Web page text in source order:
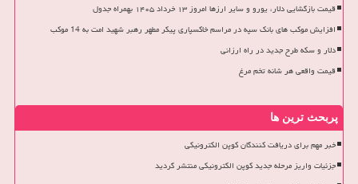
قیمت بازگشایی دلار، یورو و سایر ارزها امروز ۱۳ خرداد ۱۴۰۵ بهمراه جدول
افزایش موکب های بانک سپه در مراسم خاکسپاری پیکر مطهر رهبر شهید امت به 14 موکب
دلار و سکه طرح جدید در راه ارزانی
قیمت واقعی هر شانه تخم مرغ
پربحث ترین ها
خبر مهم برای دریافت کنندگان کوپن الکترونیکی
جزئیات واریز مرحله جدید کوپن الکترونیکی منتشر گردید